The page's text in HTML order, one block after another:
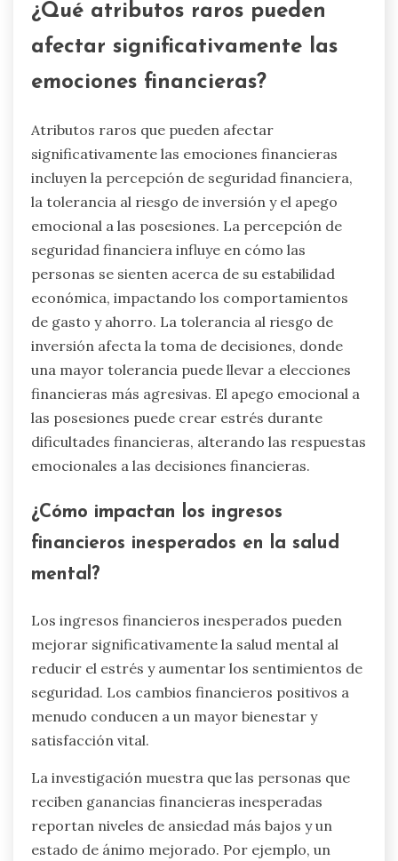
¿Qué atributos raros pueden
afectar significativamente las
emociones financieras?
Atributos raros que pueden afectar
significativamente las emociones financieras
incluyen la percepción de seguridad financiera,
la tolerancia al riesgo de inversión y el apego
emocional a las posesiones. La percepción de
seguridad financiera influye en cómo las
personas se sienten acerca de su estabilidad
económica, impactando los comportamientos
de gasto y ahorro. La tolerancia al riesgo de
inversión afecta la toma de decisiones, donde
una mayor tolerancia puede llevar a elecciones
financieras más agresivas. El apego emocional a
las posesiones puede crear estrés durante
dificultades financieras, alterando las respuestas
emocionales a las decisiones financieras.
¿Cómo impactan los ingresos
financieros inesperados en la salud
mental?
Los ingresos financieros inesperados pueden
mejorar significativamente la salud mental al
reducir el estrés y aumentar los sentimientos de
seguridad. Los cambios financieros positivos a
menudo conducen a un mayor bienestar y
satisfacción vital.
La investigación muestra que las personas que
reciben ganancias financieras inesperadas
reportan niveles de ansiedad más bajos y un
estado de ánimo mejorado. Por ejemplo, un